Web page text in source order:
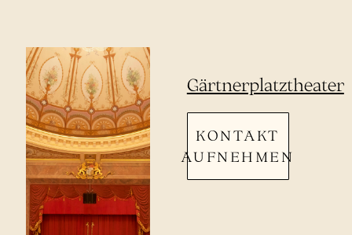
Gärtnerplatztheater
KONTAKT
AUFNEHMEN